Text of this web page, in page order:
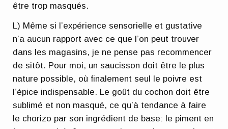
être trop masqués.
L) Même si l’expérience sensorielle et gustative
n’a aucun rapport avec ce que l’on peut trouver
dans les magasins, je ne pense pas recommencer
de sitôt. Pour moi, un saucisson doit être le plus
nature possible, où finalement seul le poivre est
l’épice indispensable. Le goût du cochon doit être
sublimé et non masqué, ce qu’à tendance à faire
le chorizo par son ingrédient de base: le piment en